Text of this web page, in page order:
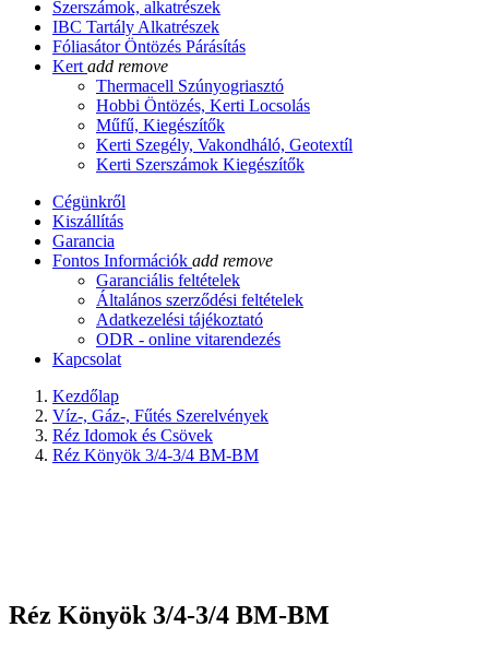
Szerszámok, alkatrészek
IBC Tartály Alkatrészek
Fóliasátor Öntözés Párásítás
Kert add remove
Thermacell Szúnyogriasztó
Hobbi Öntözés, Kerti Locsolás
Műfű, Kiegészítők
Kerti Szegély, Vakondháló, Geotextíl
Kerti Szerszámok Kiegészítők
Cégünkről
Kiszállítás
Garancia
Fontos Információk add remove
Garanciális feltételek
Általános szerződési feltételek
Adatkezelési tájékoztató
ODR - online vitarendezés
Kapcsolat
Kezdőlap
Víz-, Gáz-, Fűtés Szerelvények
Réz Idomok és Csövek
Réz Könyök 3/4-3/4 BM-BM
Réz Könyök 3/4-3/4 BM-BM